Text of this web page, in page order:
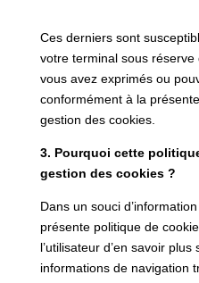
Ces derniers sont
votre terminal sous
vous avez exprimés ou
conformément à la
gestion des cookies.
3. Pourquoi cette
gestion des cookies ?
Dans un souci
présente politique de
l’utilisateur d’en savoir
informations de navigation